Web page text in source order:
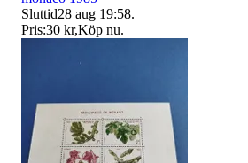
Sluttid28 aug 19:58.
Pris:30 kr,Köp nu.